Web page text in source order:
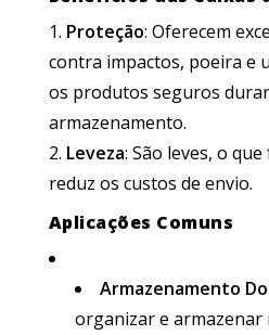
Proteção: Oferecem
contra impactos, poeira e
os produtos seguros
armazenamento.
Leveza: São leves, o
reduz os custos de envio.
Aplicações Comuns
Armazenamento
organizar e armazenar